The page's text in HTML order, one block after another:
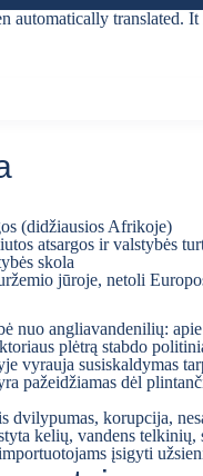
automatically translated. It
(didžiausios Afrikoje)
atsargos ir valstybės
skola
jūroje, netoli
nuo angliavandenilių:
plėtrą stabdo
vyrauja susiskaldymas
pažeidžiamas dėl
dvilypumas, korupcija,
kelių, vandens
įsigyti